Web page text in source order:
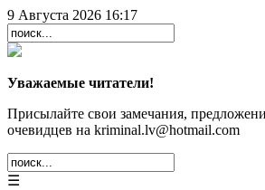
9 Августа 2026 16:17
Уважаемые читатели!
Присылайте свои замечания,
очевидцев на kriminal.lv@hotmail.com
☰